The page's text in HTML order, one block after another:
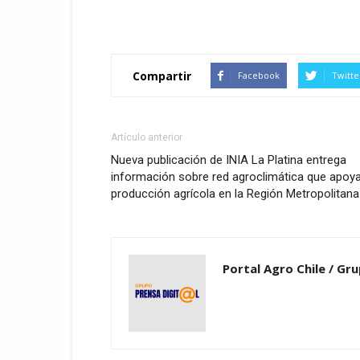
Compartir Facebook
Artículo anterior
Nueva publicación de INIA La Platina entrega
información sobre red agroclimática que
producción agrícola en la Región Metropolitana
Portal Agro Chile /